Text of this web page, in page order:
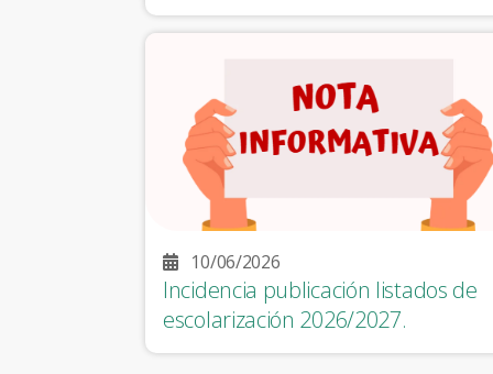
10/06/2026
Incidencia publicación listados de
escolarización 2026/2027.